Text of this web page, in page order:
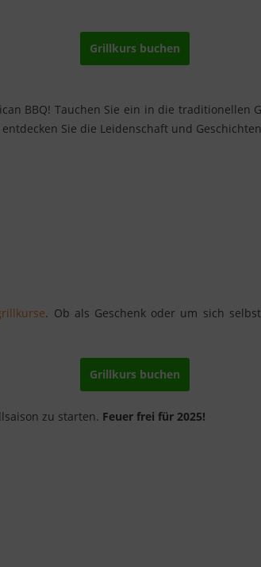
Grillkurs buchen
BBQ! Tauchen Sie ein in die
Sie die Leidenschaft und
. Ob als Geschenk oder um sich
Grillkurs buchen
zu starten. Feuer frei für 2025!